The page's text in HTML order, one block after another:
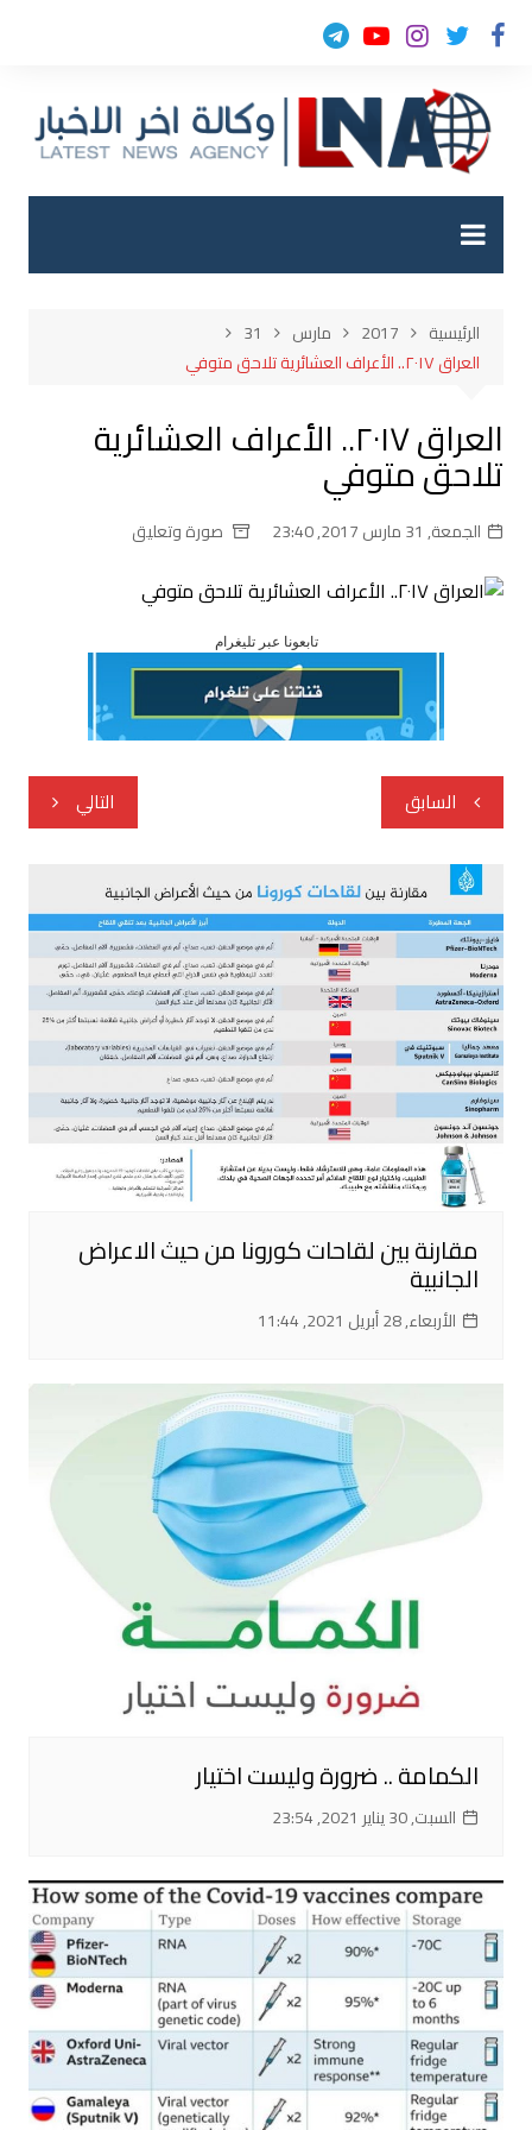
التجاوز
الرئيسية 2017 مارس
31
العراق ٢٠١٧.. الأعراف العشائرية تلاحق متوفي
العراق ٢٠١٧.. الأعراف العشائرية
تلاحق متوفي
الجمعة, 31 مارس 2017, 23:40 صورة وتعليق
تابعونا عبر تليغرام
تصفّح
المقالات
السابق التالي
مقارنة بين لقاحات كورونا من حيث الاعراض
الجانبية
الأربعاء, 28 أبريل 2021, 11:44
الكمامة .. ضرورة وليست اختيار
السبت, 30 يناير 2021, 23:54